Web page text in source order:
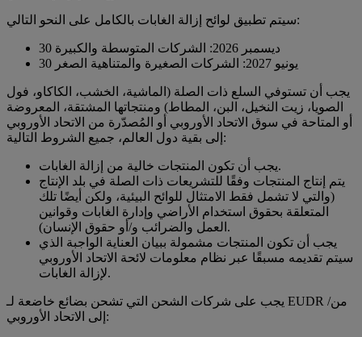
سيتم تطبيق لوائح إزالة الغابات بالكامل على النحو التالي:
30 ديسمبر 2026: الشركات المتوسطة والكبيرة
30 يونيو 2027: الشركات الصغيرة والمتناهية الصغر
يجب أن تستوفي السلع ذات الصلة (الماشية، الخشب، الكاكاو، فول
الصويا، زيت النخيل، البن، المطاط) ومنتجاتها المشتقة، المعروضة
أو المتاحة في سوق الاتحاد الأوروبي أو المُصدّرة من الاتحاد الأوروبي
إلى بقية دول العالم، جميع الشروط التالية:
يجب أن تكون المنتجات خالية من إزالة الغابات.
يتم إنتاج المنتجات وفقًا للتشريعات ذات الصلة في بلد الإنتاج
(والتي لا تشمل فقط الامتثال للوائح البيئية، ولكن أيضًا تلك
المتعلقة بحقوق استخدام الأراضي وإدارة الغابات وقوانين
العمل والضرائب و/أو حقوق الإنسان).
يجب أن تكون المنتجات مشمولة ببيان العناية الواجبة الذي
سيتم تقديمه مسبقًا عبر نظام معلومات لائحة الاتحاد الأوروبي
لإزالة الغابات.
يجب على شركات الشحن التي تشحن بضائع خاضعة لـ EUDR من/
إلى الاتحاد الأوروبي: